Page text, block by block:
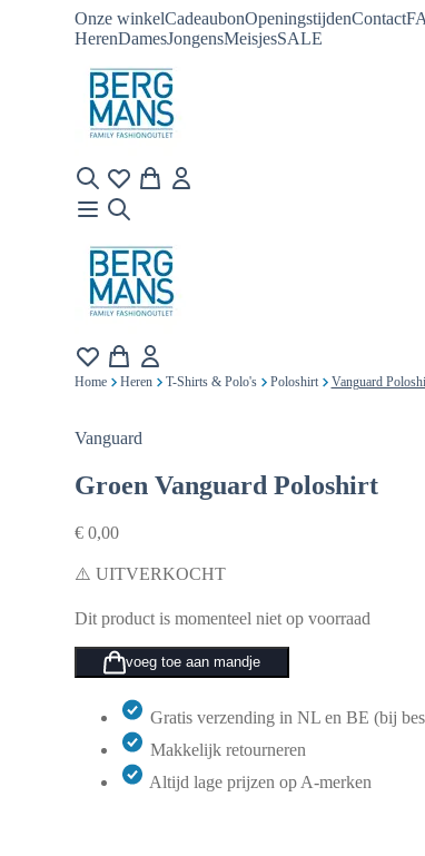
Onze winkelCadeaubonOpeningstijdenContact
HerenDamesJongensMeisjesSALE
Home Heren T-Shirts & Polo's Poloshirt Vanguard
Vanguard
Groen Vanguard Poloshirt
€0,00
⚠️ UITVERKOCHT
Dit product is momenteel niet op voorraad
voeg toe aan mandje
Gratis verzending in NL en BE (bij
Makkelijk retourneren
Altijd lage prijzen op A-merken